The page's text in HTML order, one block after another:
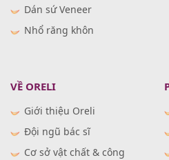
Dán sứ Veneer
Nhổ răng khôn
VỀ ORELI
Giới thiệu Oreli
Đội ngũ bác sĩ
Cơ sở vật chất & công